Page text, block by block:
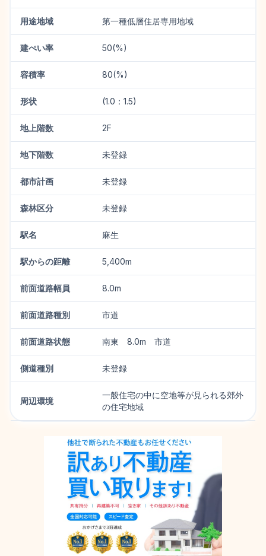
用途地域 第一種低層住居専用地域
建ぺい率 50(%)
容積率 80(%)
形状 (1.0：1.5)
地上階数 2F
地下階数 未登録
都市計画 未登録
森林区分 未登録
駅名 麻生
駅からの距離 5,400m
前面道路幅員 8.0m
前面道路種別 市道
前面道路状態 南東 8.0m 市道
側道種別 未登録
周辺環境
一般住宅の中に空地等が見られる郊外
の住宅地域